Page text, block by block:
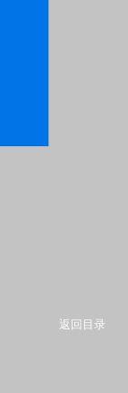
返回目录